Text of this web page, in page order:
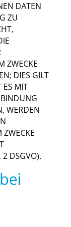
DATEN
ZU
ZWECKE
DIES GILT
ES MIT
WERDEN
ZWECKE
2 DSGVO).